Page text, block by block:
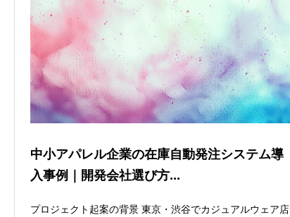
中小アパレル企業の在庫自動発注システム導
入事例｜開発会社選び方...
プロジェクト起案の背景 東京・渋谷でカジュアルウェア店